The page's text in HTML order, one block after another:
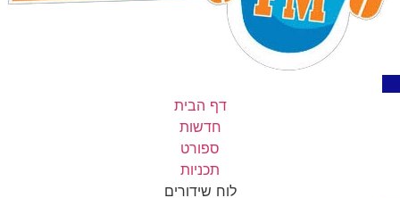
דף הבית
חדשות
ספורט
תכניות
לוח שידורים